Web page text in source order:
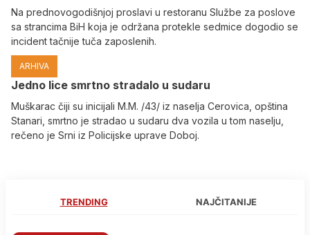
Na prednovogodišnjoj proslavi u restoranu Službe za poslove
sa strancima BiH koja je održana protekle sedmice dogodio se
incident tačnije tuča zaposlenih.
ARHIVA
Јedno lice smrtno stradalo u sudaru
Muškarac čiji su inicijali M.M. /43/ iz naselja Cerovica, opština
Stanari, smrtno je stradao u sudaru dva vozila u tom naselju,
rečeno je Srni iz Policijske uprave Doboj.
TRENDING NAJČITANIJE